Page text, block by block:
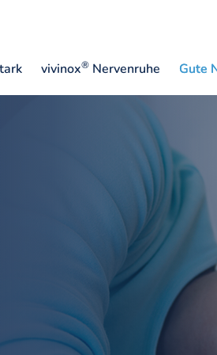
vivinox® Nervenruhe Gute